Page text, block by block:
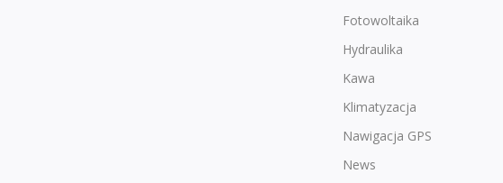
Fotowoltaika
Hydraulika
Kawa
Klimatyzacja
Nawigacja GPS
News